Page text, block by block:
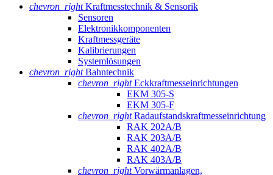
chevron_right Kraftmesstechnik & Sensorik
Sensoren
Elektronikkomponenten
Kraftmessgeräte
Kalibrierungen
Systemlösungen
chevron_right Bahntechnik
chevron_right Eckkraftmess­einrichtungen
EKM 305-S
EKM 305-F
chevron_right Radaufstands­kraftmess­einrichtung
RAK 202A/B
RAK 203A/B
RAK 402A/B
RAK 403A/B
chevron_right Vorwärmanlagen,